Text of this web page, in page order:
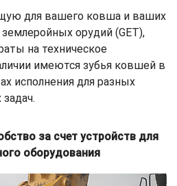
для вашего ковша и ваших
землеройных орудий (GET),
на техническое
имеются зубья ковшей в
исполнения для разных
за счет устройств для
оборудования